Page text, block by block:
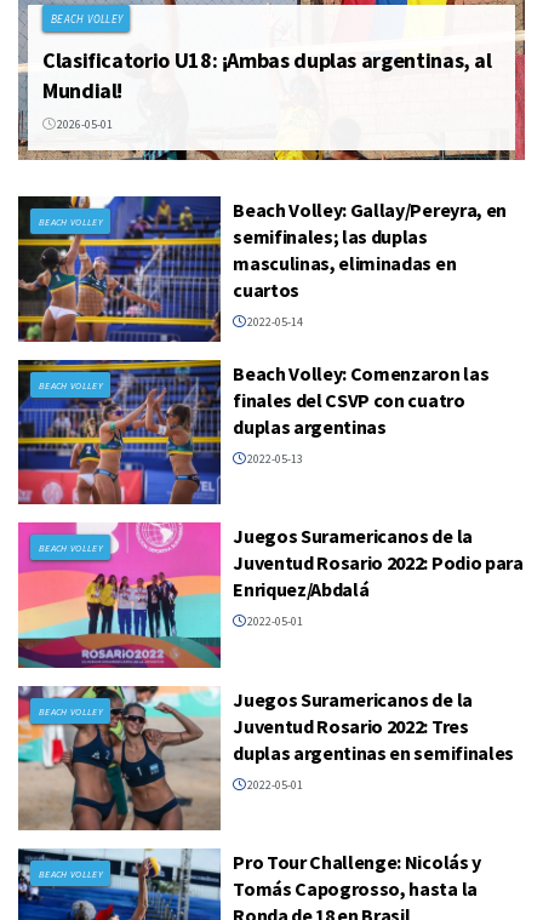
BEACH VOLLEY
Clasificatorio U18: ¡Ambas duplas argentinas, al
Mundial!
2026-05-01
BEACH VOLLEY
Beach Volley: Gallay/Pereyra, en
semifinales; las duplas
masculinas, eliminadas en
cuartos
2022-05-14
BEACH VOLLEY
Beach Volley: Comenzaron las
finales del CSVP con cuatro
duplas argentinas
2022-05-13
BEACH VOLLEY
Juegos Suramericanos de la
Juventud Rosario 2022: Podio para
Enriquez/Abdalá
2022-05-01
BEACH VOLLEY
Juegos Suramericanos de la
Juventud Rosario 2022: Tres
duplas argentinas en semifinales
2022-05-01
BEACH VOLLEY
Pro Tour Challenge: Nicolás y
Tomás Capogrosso, hasta la